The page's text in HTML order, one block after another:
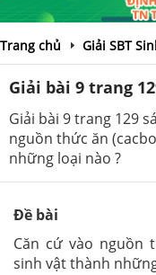
Trang chủ Giải SBT
Giải bài 9 trang
Giải bài 9 trang 129
nguồn thức ăn
những loại nào ?
Đề bài
Căn cứ vào nguồn
sinh vật thành